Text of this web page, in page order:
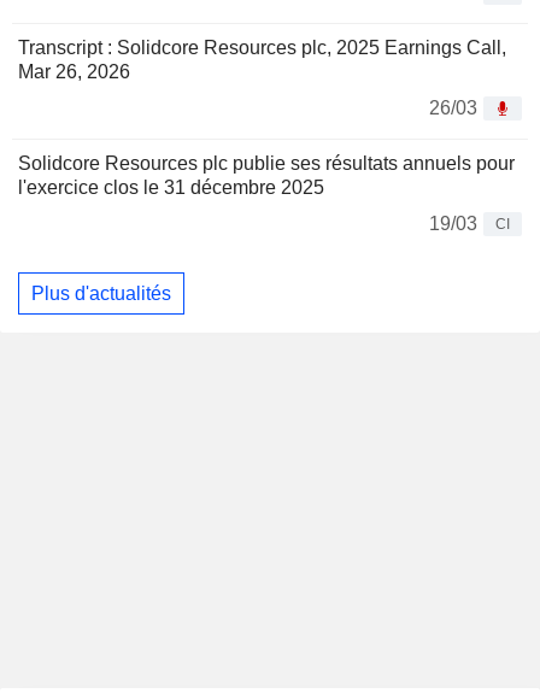
Transcript : Solidcore Resources plc, 2025 Earnings Call,
Mar 26, 2026
26/03
Solidcore Resources plc publie ses résultats annuels pour
l'exercice clos le 31 décembre 2025
19/03
CI
Plus d'actualités